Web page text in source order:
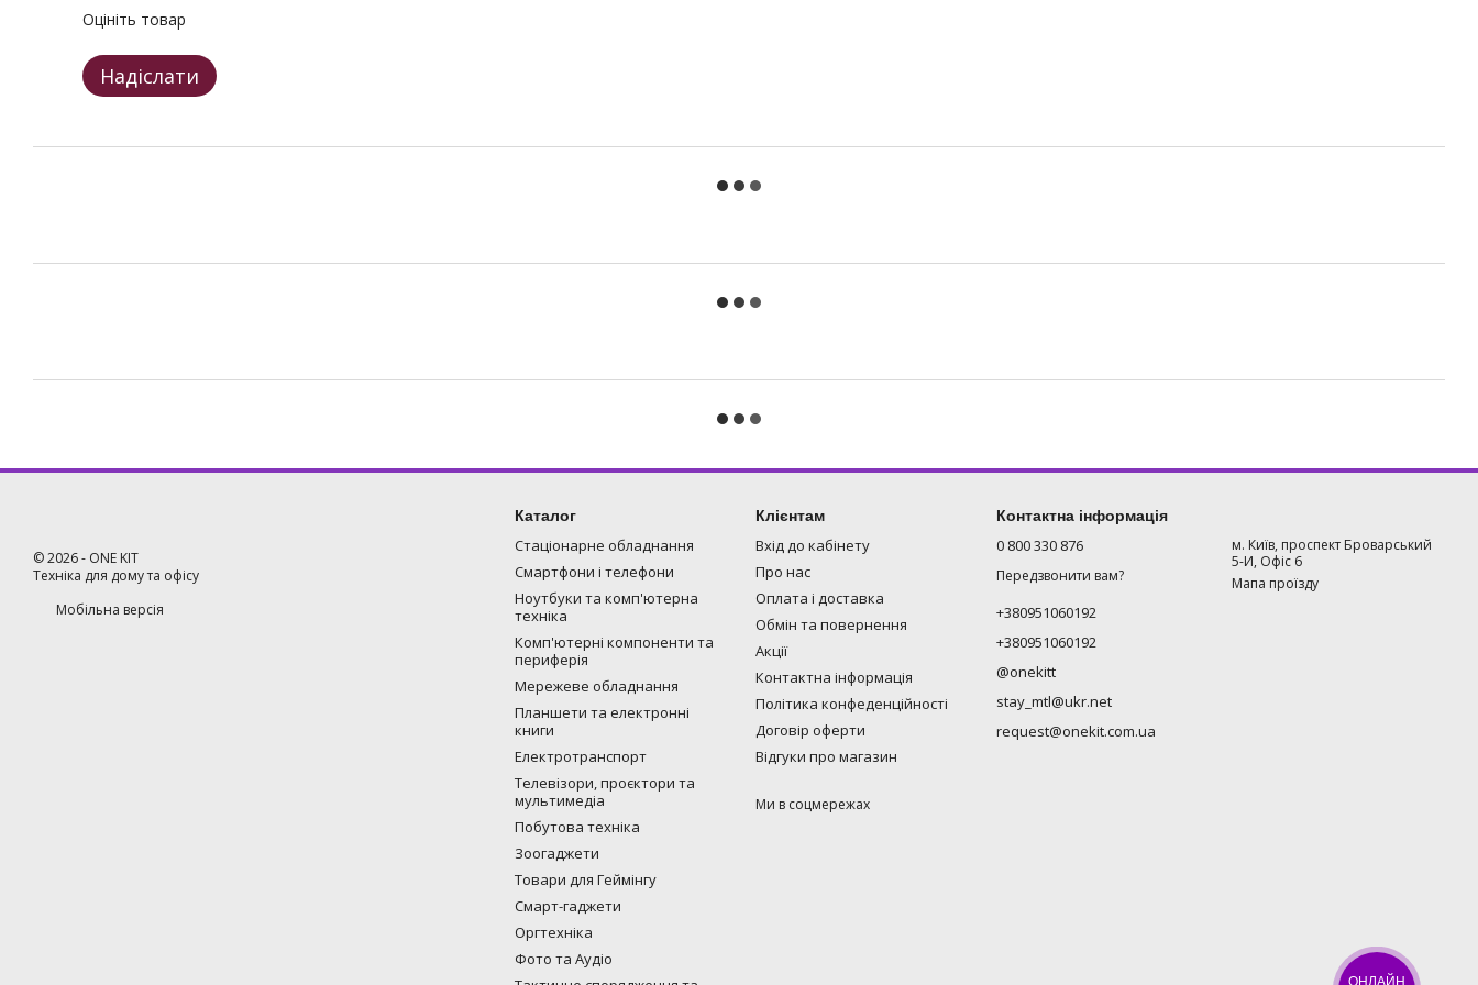
Оцініть товар
Надіслати
©2026- ONE KIT
Техніка для дому та офісу
Мобільна версія
Каталог
Стаціонарне обладнання
Смартфони і телефони
Ноутбуки та комп'ютерна
техніка
Комп'ютерні компоненти та
периферія
Мережеве обладнання
Планшети та електронні
книги
Електротранспорт
Телевізори, проєктори та
мультимедіа
Побутова техніка
Зоогаджети
Товари для Геймінгу
Смарт-гаджети
Оргтехніка
Фото та Аудіо
Клієнтам
Вхід до кабінету
Про нас
Оплата і доставка
Обмін та повернення
Акції
Контактна інформація
Політика конфеденційності
Договір оферти
Відгуки про магазин
Ми в соцмережах
Контактна інформація
0 800 330 876
Передзвонити вам?
+380951060192
+380951060192
@onekitt
stay_mtl@ukr.net
request@onekit.com.ua
м. Київ, проспект Броварський
5-И, Офіс 6
Мапа проїзду